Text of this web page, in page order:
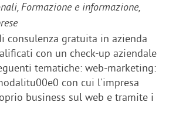
Formazione e informazione,
consulenza gratuita in azienda
con un check-up aziendale
tematiche: web-marketing:
con cui l'impresa
business sul web e tramite i